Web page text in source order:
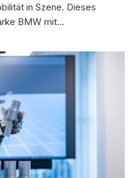
in Szene. Dieses
BMW mit…